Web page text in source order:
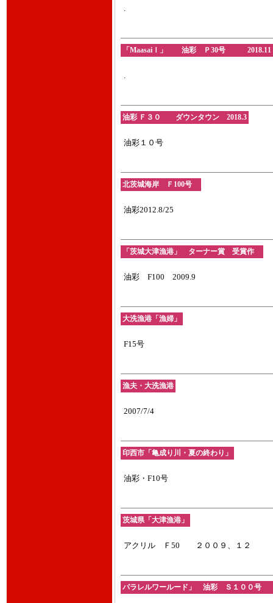
.
「MaasaiⅠ」 油彩 Ｐ30号 2018.11
.
油彩 Ｆ３０ ダウンタウン 2018.3
油彩１０号
北茨城海岸 Ｆ100号
油彩2012.8/25
「茨城大津漁港」 ターナー賞 受賞作
油彩 F100 2009.9
大洗漁港「漁婦」
F15号
漁夫・大洗漁港
2007/7/4
印西市「亀成り川・夏の終わり」
油彩・F10号
茨城県「大津漁港」
アクリル Ｆ50 ２００９、１２
パラレルワールード」 油彩 Ｓ１００号